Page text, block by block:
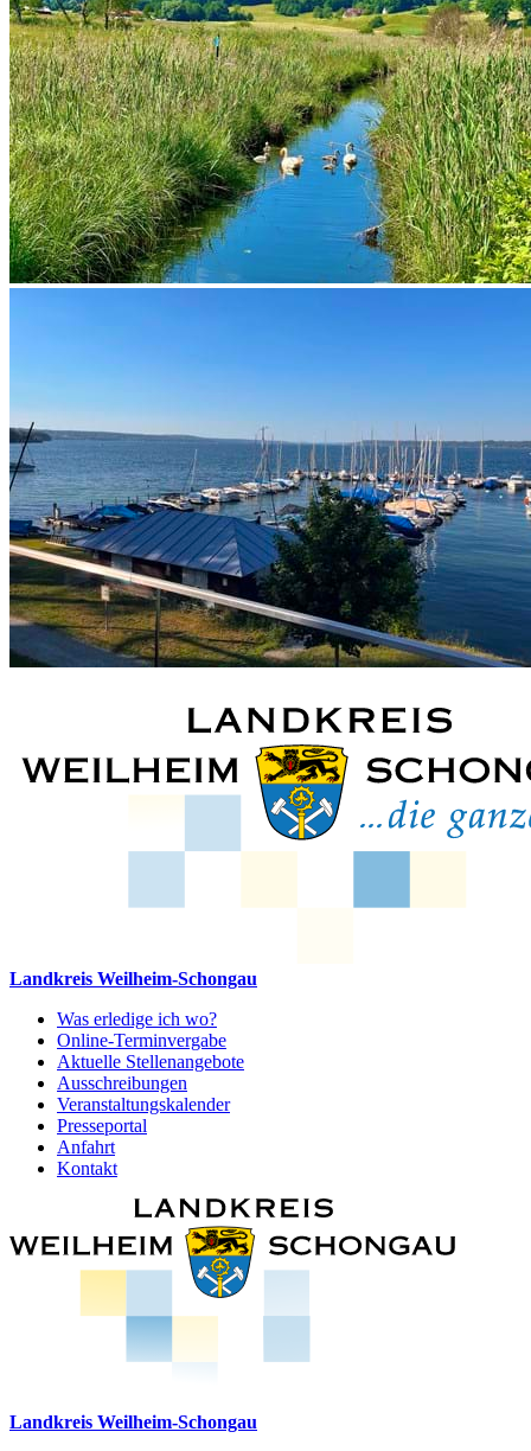
Landkreis Weilheim-Schongau
Was erledige ich wo?
Online-Terminvergabe
Aktuelle Stellenangebote
Ausschreibungen
Veranstaltungskalender
Presseportal
Anfahrt
Kontakt
Landkreis Weilheim-Schongau